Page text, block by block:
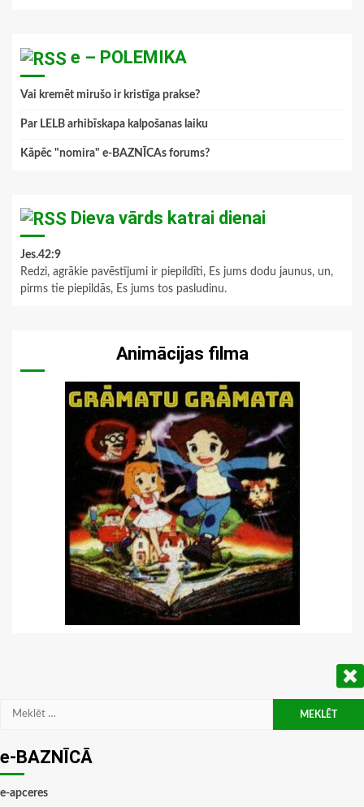
e – POLEMIKA
Vai kremēt mirušo ir kristīga prakse?
Par LELB arhibīskapa kalpošanas laiku
Kāpēc "nomira" e-BAZNĪCAs forums?
Dieva vārds katrai dienai
Jes.42:9
Redzi, agrākie pavēstījumi ir piepildīti, Es jums dodu jaunus, un,
pirms tie piepildās, Es jums tos pasludinu.
Animācijas filma
Meklēt:
e-BAZNĪCĀ
e-apceres